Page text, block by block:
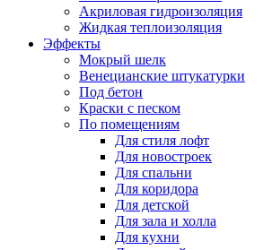
Акриловая гидроизоляция
Жидкая теплоизоляция
Эффекты
Мокрый шелк
Венецианские штукатурки
Под бетон
Краски с песком
По помещениям
Для стиля лофт
Для новостроек
Для спальни
Для коридора
Для детской
Для зала и холла
Для кухни